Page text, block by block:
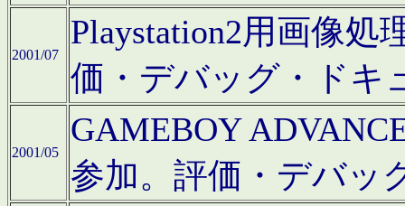
2001/07
Playstation2用画像
価・デバッグ・ドキ
2001/05
GAMEBOY
参加。評価・デバッ